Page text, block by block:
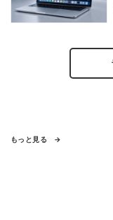
もっと見る